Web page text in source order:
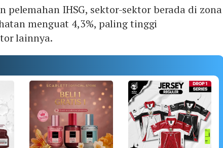
pelemahan IHSG, sektor-sektor berada di zona
menguat 4,3%, paling tinggi
lainnya.